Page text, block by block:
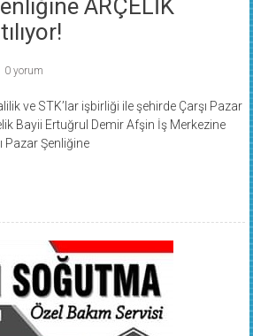
ARÇELİK
0 yorum
ve STK’lar işbirliği ile şehirde Çarşı Pazar
Bayii Ertuğrul Demir Afşin İş Merkezine
Pazar Şenliğine